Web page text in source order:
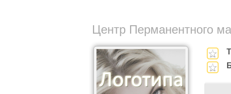
Центр Перманентного